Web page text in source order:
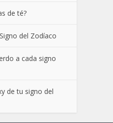
de té?
del Zodíaco
a cada signo
de tu signo del